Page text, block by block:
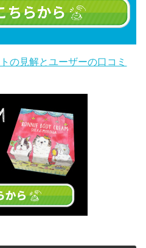
の見解とユーザーの口コミ